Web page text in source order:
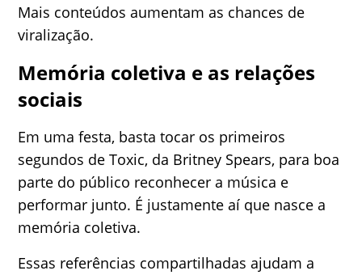
Mais conteúdos aumentam as chances de
viralização.
Memória coletiva e as relações
sociais
Em uma festa, basta tocar os primeiros
segundos de Toxic, da Britney Spears, para boa
parte do público reconhecer a música e
performar junto. É justamente aí que nasce a
memória coletiva.
Essas referências compartilhadas ajudam a